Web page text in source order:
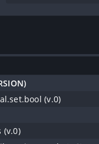
(v.0)
(v.0)